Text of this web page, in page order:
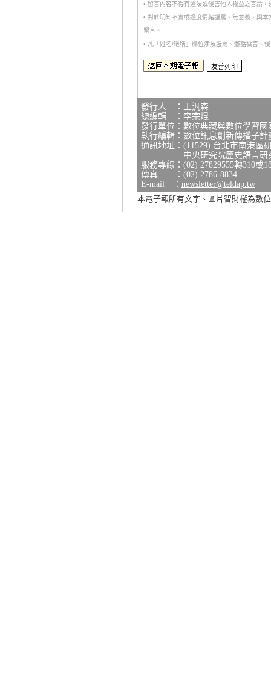
• 留言內容不得有違法或侵害他人權益之言論
• 對於明知不實或過度情緒謾罵、無意義、與
留言。
• 凡「姓名/暱稱」欄位涉及謾罵、髒話穢言、
發行人 ：王汎森
總編輯 ：李宗焜
發行單位：數位典藏與數位學習
執行編輯：數位訊息創新傳播子計
通訊地址：(11529) 台北市南港區
中央研究院歷史語言研究
服務專線：(02) 27829555轉310或
傳真 ：(02) 2786-8834
E-mail ： newsletter@teldap.tw
本電子報所有文字、圖片智財權為數